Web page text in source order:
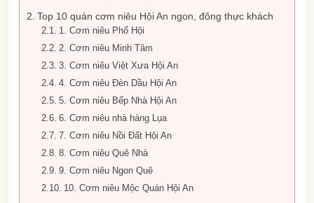
Top 10 quán cơm niêu Hội An ngon, đông thực khách
1. Cơm niêu Phố Hội
2. Cơm niêu Minh Tâm
3. Cơm niêu Việt Xưa Hội An
4. Cơm niêu Đèn Dầu Hội An
5. Cơm niêu Bếp Nhà Hội An
6. Cơm niêu nhà hàng Lụa
7. Cơm niêu Nồi Đất Hội An
8. Cơm niêu Quê Nhà
9. Cơm niêu Ngon Quê
10. Cơm niêu Mộc Quán Hội An